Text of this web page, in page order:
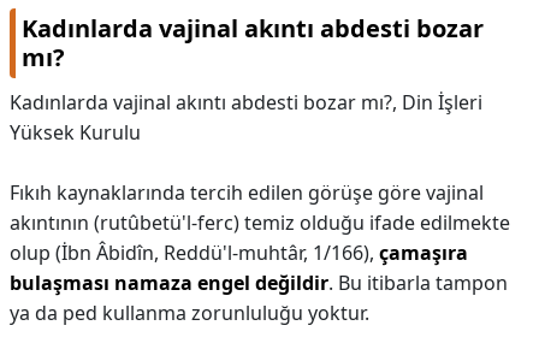
Kadınlarda vajinal akıntı abdesti bozar
mı?
Kadınlarda vajinal akıntı abdesti bozar mı?, Din İşleri
Yüksek Kurulu
Fıkıh kaynaklarında tercih edilen görüşe göre vajinal
akıntının (rutûbetü'l-ferc) temiz olduğu ifade edilmekte
olup (İbn Âbidîn, Reddü'l-muhtâr, 1/166), çamaşıra
bulaşması namaza engel değildir. Bu itibarla tampon
ya da ped kullanma zorunluluğu yoktur.